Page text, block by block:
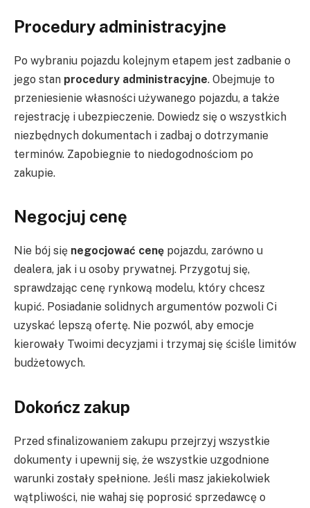
Procedury administracyjne
Po wybraniu pojazdu kolejnym etapem jest zadbanie o
jego stan procedury administracyjne. Obejmuje to
przeniesienie własności używanego pojazdu, a także
rejestrację i ubezpieczenie. Dowiedz się o wszystkich
niezbędnych dokumentach i zadbaj o dotrzymanie
terminów. Zapobiegnie to niedogodnościom po
zakupie.
Negocjuj cenę
Nie bój się negocjować cenę pojazdu, zarówno u
dealera, jak i u osoby prywatnej. Przygotuj się,
sprawdzając cenę rynkową modelu, który chcesz
kupić. Posiadanie solidnych argumentów pozwoli Ci
uzyskać lepszą ofertę. Nie pozwól, aby emocje
kierowały Twoimi decyzjami i trzymaj się ściśle limitów
budżetowych.
Dokończ zakup
Przed sfinalizowaniem zakupu przejrzyj wszystkie
dokumenty i upewnij się, że wszystkie uzgodnione
warunki zostały spełnione. Jeśli masz jakiekolwiek
wątpliwości, nie wahaj się poprosić sprzedawcę o